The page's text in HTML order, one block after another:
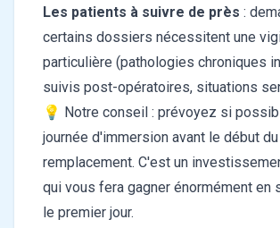
Les patients à suivre de près :
certains dossiers nécessitent une
particulière (pathologies chroniques
suivis post-opératoires, situations
💡 Notre conseil : prévoyez si
journée d'immersion avant le début du
remplacement. C'est un
qui vous fera gagner énormément en
le premier jour.